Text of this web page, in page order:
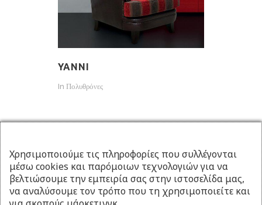
YANNI
In Πολυθρόνες
Προηγούμενο Προϊόν Επόμενο Προϊόν
Χρησιμοποιούμε τις πληροφορίες που συλλέγονται
μέσω cookies και παρόμοιων τεχνολογιών για να
βελτιώσουμε την εμπειρία σας στην ιστοσελίδα μας,
να αναλύσουμε τον τρόπο που τη χρησιμοποιείτε και